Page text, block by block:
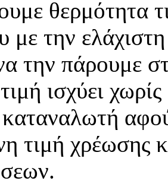
θερμότητα
με την
την πάρουμε
ισχύει
καταναλωτή
τιμή χρέωσης